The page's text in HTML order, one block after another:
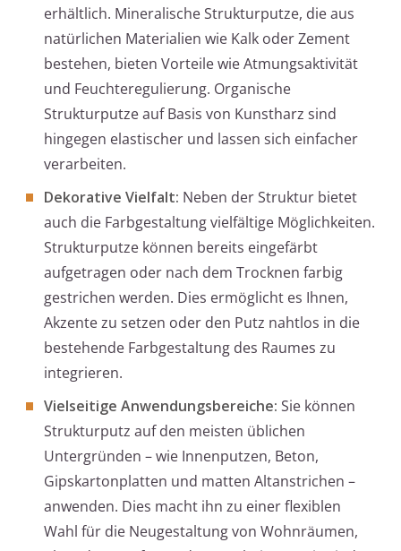
erhältlich. Mineralische Strukturputze, die aus
natürlichen Materialien wie Kalk oder Zement
bestehen, bieten Vorteile wie Atmungsaktivität
und Feuchteregulierung. Organische
Strukturputze auf Basis von Kunstharz sind
hingegen elastischer und lassen sich einfacher
verarbeiten.
Dekorative Vielfalt: Neben der Struktur bietet
auch die Farbgestaltung vielfältige Möglichkeiten.
Strukturputze können bereits eingefärbt
aufgetragen oder nach dem Trocknen farbig
gestrichen werden. Dies ermöglicht es Ihnen,
Akzente zu setzen oder den Putz nahtlos in die
bestehende Farbgestaltung des Raumes zu
integrieren.
Vielseitige Anwendungsbereiche: Sie können
Strukturputz auf den meisten üblichen
Untergründen – wie Innenputzen, Beton,
Gipskartonplatten und matten Altanstrichen –
anwenden. Dies macht ihn zu einer flexiblen
Wahl für die Neugestaltung von Wohnräumen,